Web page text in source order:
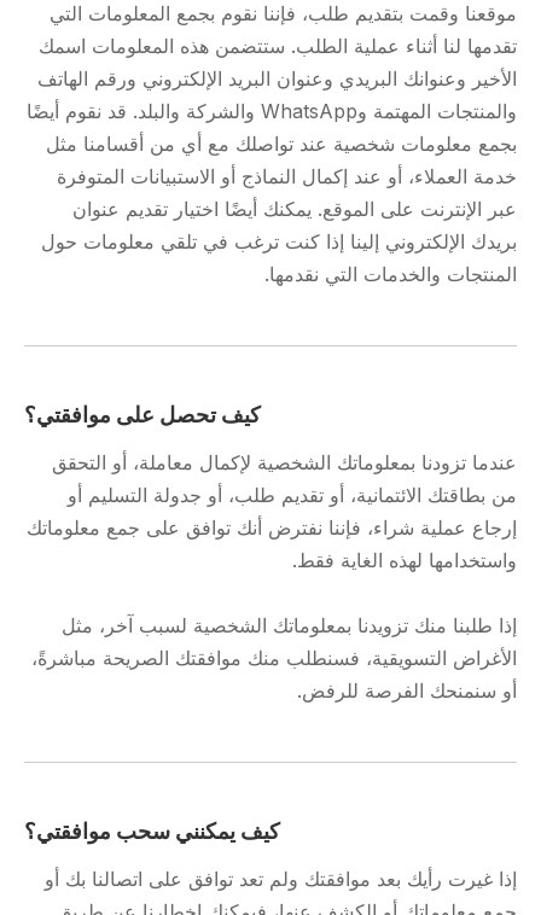
موقعنا وقمت بتقديم طلب، فإننا نقوم بجمع المعلومات التي
تقدمها لنا أثناء عملية الطلب. ستتضمن هذه المعلومات اسمك
الأخير وعنوانك البريدي وعنوان البريد الإلكتروني ورقم الهاتف
والمنتجات المهتمة وWhatsApp والشركة والبلد. قد نقوم أيضًا
بجمع معلومات شخصية عند تواصلك مع أي من أقسامنا مثل
خدمة العملاء، أو عند إكمال النماذج أو الاستبيانات المتوفرة
عبر الإنترنت على الموقع. يمكنك أيضًا اختيار تقديم عنوان
بريدك الإلكتروني إلينا إذا كنت ترغب في تلقي معلومات حول
المنتجات والخدمات التي نقدمها.
كيف تحصل على موافقتي؟
عندما تزودنا بمعلوماتك الشخصية لإكمال معاملة، أو التحقق
من بطاقتك الائتمانية، أو تقديم طلب، أو جدولة التسليم أو
إرجاع عملية شراء، فإننا نفترض أنك توافق على جمع معلوماتك
واستخدامها لهذه الغاية فقط.
إذا طلبنا منك تزويدنا بمعلوماتك الشخصية لسبب آخر، مثل
الأغراض التسويقية، فسنطلب منك موافقتك الصريحة مباشرةً،
أو سنمنحك الفرصة للرفض.
كيف يمكنني سحب موافقتي؟
إذا غيرت رأيك بعد موافقتك ولم تعد توافق على اتصالنا بك أو